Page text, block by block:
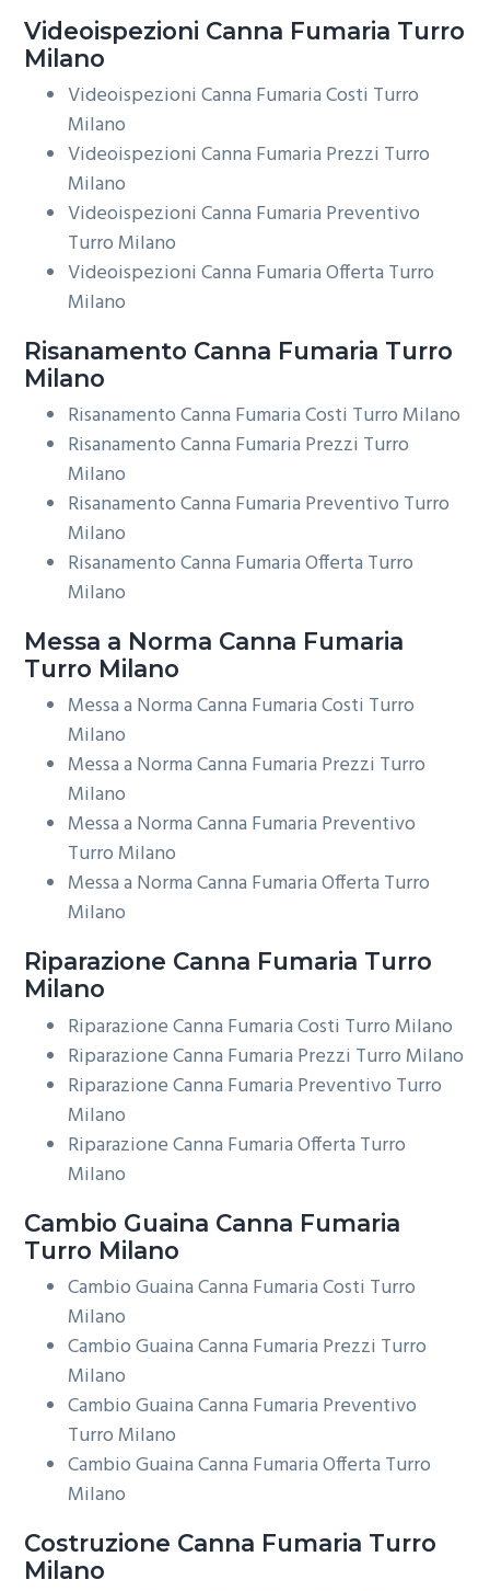
Videoispezioni Canna Fumaria Turro
Milano
Videoispezioni Canna Fumaria Costi Turro
Milano
Videoispezioni Canna Fumaria Prezzi Turro
Milano
Videoispezioni Canna Fumaria Preventivo
Turro Milano
Videoispezioni Canna Fumaria Offerta Turro
Milano
Risanamento Canna Fumaria Turro
Milano
Risanamento Canna Fumaria Costi Turro Milano
Risanamento Canna Fumaria Prezzi Turro
Milano
Risanamento Canna Fumaria Preventivo Turro
Milano
Risanamento Canna Fumaria Offerta Turro
Milano
Messa a Norma Canna Fumaria
Turro Milano
Messa a Norma Canna Fumaria Costi Turro
Milano
Messa a Norma Canna Fumaria Prezzi Turro
Milano
Messa a Norma Canna Fumaria Preventivo
Turro Milano
Messa a Norma Canna Fumaria Offerta Turro
Milano
Riparazione Canna Fumaria Turro
Milano
Riparazione Canna Fumaria Costi Turro Milano
Riparazione Canna Fumaria Prezzi Turro Milano
Riparazione Canna Fumaria Preventivo Turro
Milano
Riparazione Canna Fumaria Offerta Turro
Milano
Cambio Guaina Canna Fumaria
Turro Milano
Cambio Guaina Canna Fumaria Costi Turro
Milano
Cambio Guaina Canna Fumaria Prezzi Turro
Milano
Cambio Guaina Canna Fumaria Preventivo
Turro Milano
Cambio Guaina Canna Fumaria Offerta Turro
Milano
Costruzione Canna Fumaria Turro
Milano